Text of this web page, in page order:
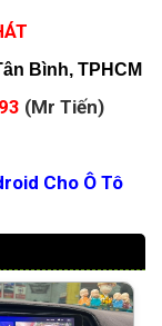
Bình, TPHCM
(Mr Tiến)
Cho Ô Tô